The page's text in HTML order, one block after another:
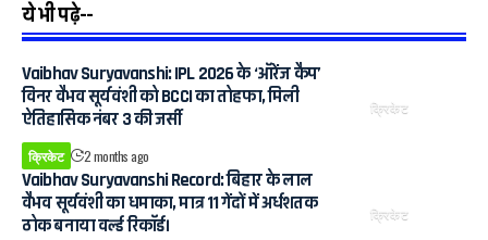
ये भी पढ़े--
क्रिकेट
Vaibhav Suryavanshi: IPL 2026 के ‘ऑरेंज कैप’
विनर वैभव सूर्यवंशी को BCCI का तोहफा, मिली
ऐतिहासिक नंबर 3 की जर्सी
क्रिकेट 2 months ago
क्रिकेट
Vaibhav Suryavanshi Record: बिहार के लाल
वैभव सूर्यवंशी का धमाका, मात्र 11 गेंदों में अर्धशतक
ठोक बनाया वर्ल्ड रिकॉर्ड।